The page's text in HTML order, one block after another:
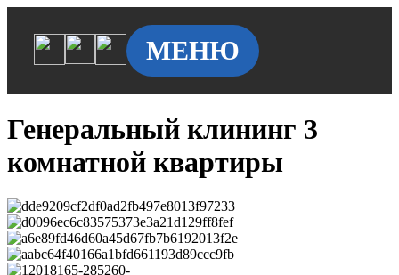
МЕНЮ
Генеральный клининг 3
комнатной квартиры